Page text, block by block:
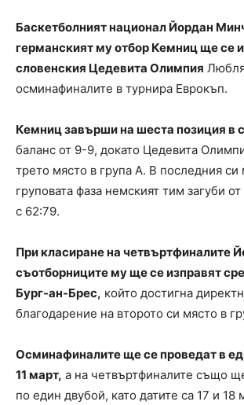
Баскетболният национал Йордан
германският му отбор Кемниц ще се
словенския Цедевита Олимпия
осминафиналите в турнира Еврокъп.
Кемниц завърши на шеста позиция в
баланс от 9-9, докато Цедевита
трето място в група А. В последния си
груповата фаза немският тим загуби
с 62:79.
При класиране на четвъртфиналите
съотборниците му ще се изправят
Бург-ан-Брес, който достигна
благодарение на второто си място в
Осминафиналите ще се проведат в
11 март, а на четвъртфиналите също
по един двубой, като датите са 17 и 18